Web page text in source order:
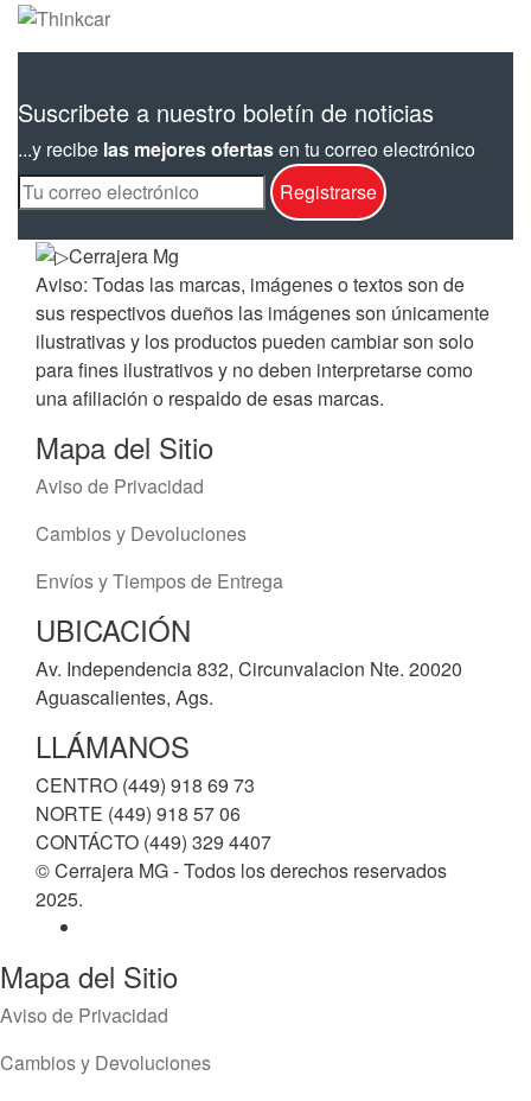
Suscribete a nuestro boletín de noticias
...y recibe las mejores ofertasen tu correo electrónico
Aviso: Todas las marcas, imágenes o textos son de
sus respectivos dueños las imágenes son únicamente
ilustrativas y los productos pueden cambiar son solo
para fines ilustrativos y no deben interpretarse como
una afiliación o respaldo de esas marcas.
Mapa del Sitio
Aviso de Privacidad
Cambios y Devoluciones
Envíos y Tiempos de Entrega
UBICACIÓN
Av. Independencia 832, Circunvalacion Nte. 20020
Aguascalientes, Ags.
LLÁMANOS
CENTRO (449) 918 69 73
NORTE (449) 918 57 06
CONTÁCTO (449) 329 4407
© Cerrajera MG - Todos los derechos reservados
2025.
Mapa del Sitio
Aviso de Privacidad
Cambios y Devoluciones